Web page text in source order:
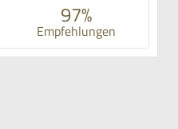
97%
Empfehlungen